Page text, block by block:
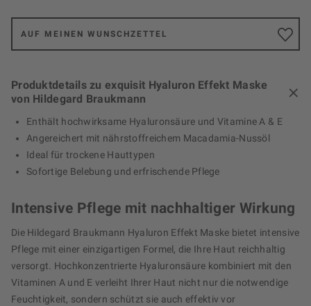
AUF MEINEN WUNSCHZETTEL
Produktdetails zu exquisit Hyaluron Effekt Maske
von Hildegard Braukmann
Enthält hochwirksame Hyaluronsäure und Vitamine A & E
Angereichert mit nährstoffreichem Macadamia-Nussöl
Ideal für trockene Hauttypen
Sofortige Belebung und erfrischende Pflege
Intensive Pflege mit nachhaltiger Wirkung
Die Hildegard Braukmann Hyaluron Effekt Maske bietet intensive
Pflege mit einer einzigartigen Formel, die Ihre Haut reichhaltig
versorgt. Hochkonzentrierte Hyaluronsäure kombiniert mit den
Vitaminen A und E verleiht Ihrer Haut nicht nur die notwendige
Feuchtigkeit, sondern schützt sie auch effektiv vor